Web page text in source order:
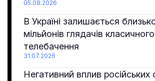
05.08.2026
В Україні залишається
мільйонів глядачів класичного
телебачення
31.07.2026
Негативний вплив російських